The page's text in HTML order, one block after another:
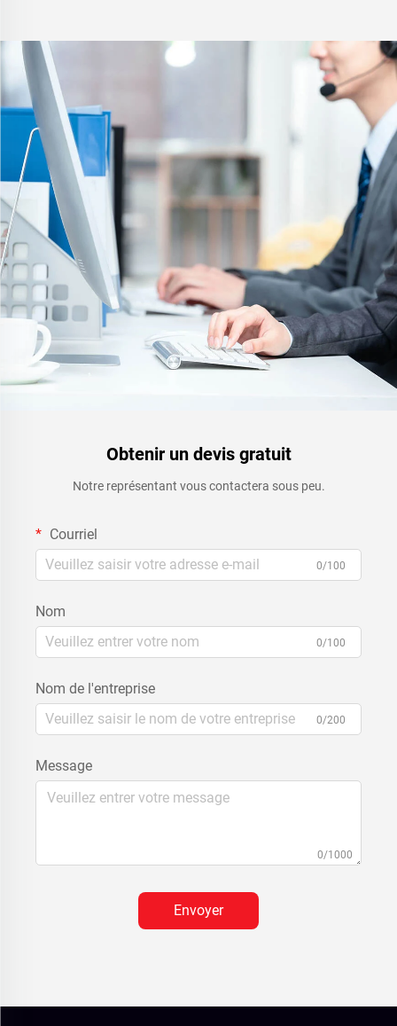
Obtenir un devis gratuit
Notre représentant vous contactera sous peu.
Courriel
0/100
Nom
0/100
Nom de l'entreprise
0/200
Message
0/1000
Envoyer